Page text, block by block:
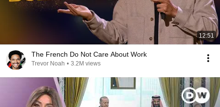
12:51
The French Do Not Care About Work
Trevor Noah • 3.2M views